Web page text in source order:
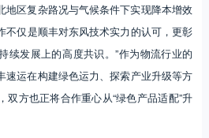
地区复杂路况与气候条件下实现‌降本增效
不仅是顺丰对东风技术实力的认可，更彰
续发展上的‌高度共识‌。”作为物流行业的
速运在构建绿色运力、探索产业升级等方
双方也正将合作重心从“绿色产品适配”升